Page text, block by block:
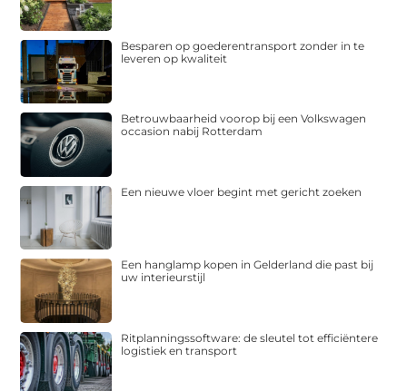
Besparen op goederentransport zonder in te
leveren op kwaliteit
Betrouwbaarheid voorop bij een Volkswagen
occasion nabij Rotterdam
Een nieuwe vloer begint met gericht zoeken
Een hanglamp kopen in Gelderland die past bij
uw interieurstijl
Ritplanningssoftware: de sleutel tot efficiëntere
logistiek en transport